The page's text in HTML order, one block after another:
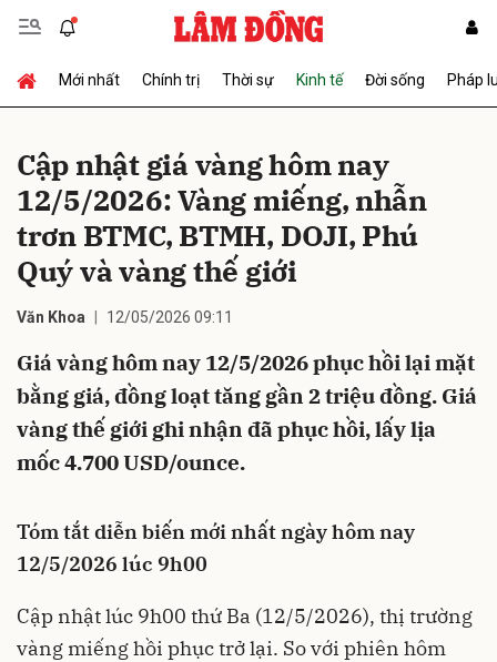
Mới nhất Chính trị Thời sự Kinh tế Đời sống Pháp
Cập nhật giá vàng hôm nay
12/5/2026: Vàng miếng, nhẫn
trơn BTMC, BTMH, DOJI, Phú
Quý và vàng thế giới
Văn Khoa 12/05/2026 09:11
Giá vàng hôm nay 12/5/2026 phục hồi lại mặt
bằng giá, đồng loạt tăng gần 2 triệu đồng. Giá
vàng thế giới ghi nhận đã phục hồi, lấy lịa
mốc 4.700 USD/ounce.
Tóm tắt diễn biến mới nhất ngày hôm nay
12/5/2026 lúc 9h00
Cập nhật lúc 9h00 thứ Ba (12/5/2026), thị trường
vàng miếng hồi phục trở lại. So với phiên hôm
Gửi bình luận